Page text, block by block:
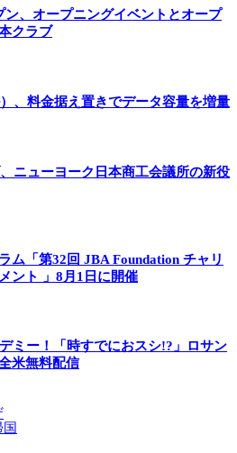
ン、オープニングイベントとオープ
クラブ
、料金据え置きでデータ容量を増量
ニューヨーク日本商工会議所の新役
ム「第32回 JBA Foundation チャリ
ント 」8月1日に開催
ミー！「時すでにおスシ!?」ロサン
米無料配信